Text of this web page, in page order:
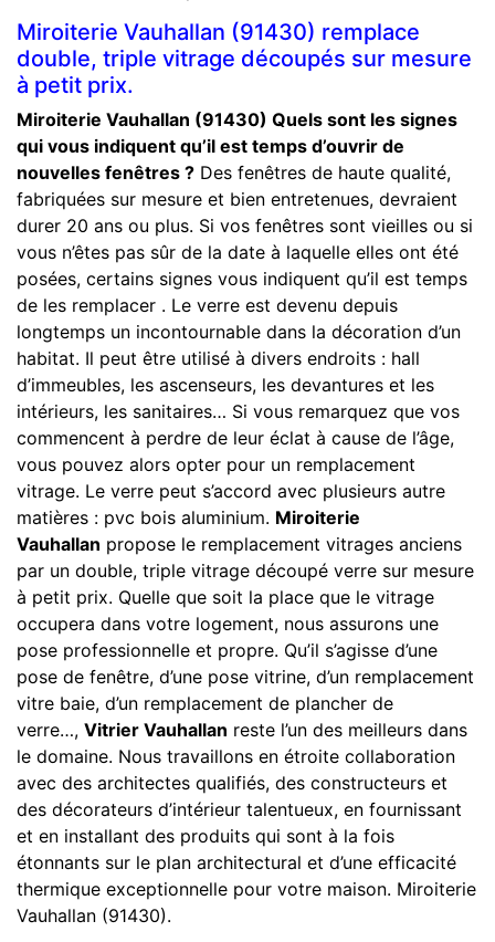
Miroiterie Vauhallan (91430) remplace
double, triple vitrage découpés sur mesure
à petit prix.
Miroiterie Vauhallan (91430) Quels sont les signes
qui vous indiquent qu’il est temps d’ouvrir de
nouvelles fenêtres ? Des fenêtres de haute qualité,
fabriquées sur mesure et bien entretenues, devraient
durer 20 ans ou plus. Si vos fenêtres sont vieilles ou si
vous n’êtes pas sûr de la date à laquelle elles ont été
posées, certains signes vous indiquent qu’il est temps
de les remplacer . Le verre est devenu depuis
longtemps un incontournable dans la décoration d’un
habitat. Il peut être utilisé à divers endroits : hall
d’immeubles, les ascenseurs, les devantures et les
intérieurs, les sanitaires… Si vous remarquez que vos
commencent à perdre de leur éclat à cause de l’âge,
vous pouvez alors opter pour un remplacement
vitrage. Le verre peut s’accord avec plusieurs autre
matières : pvc bois aluminium. Miroiterie
Vauhallan propose le remplacement vitrages anciens
par un double, triple vitrage découpé verre sur mesure
à petit prix. Quelle que soit la place que le vitrage
occupera dans votre logement, nous assurons une
pose professionnelle et propre. Qu’il s’agisse d’une
pose de fenêtre, d’une pose vitrine, d’un remplacement
vitre baie, d’un remplacement de plancher de
verre…, Vitrier Vauhallan reste l’un des meilleurs dans
le domaine. Nous travaillons en étroite collaboration
avec des architectes qualifiés, des constructeurs et
des décorateurs d’intérieur talentueux, en fournissant
et en installant des produits qui sont à la fois
étonnants sur le plan architectural et d’une efficacité
thermique exceptionnelle pour votre maison. Miroiterie
Vauhallan (91430).